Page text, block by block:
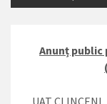
Anunț public
UAT